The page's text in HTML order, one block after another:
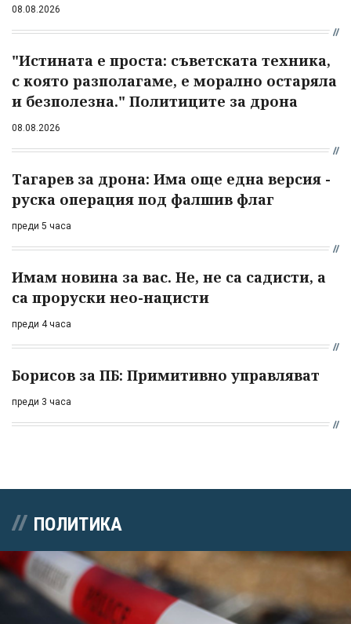
08.08.2026
"Истината е проста: съветската техника,
с която разполагаме, е морално остаряла
и безполезна." Политиците за дрона
08.08.2026
Тагарев за дрона: Има още една версия -
руска операция под фалшив флаг
преди 5 часа
Имам новина за вас. Не, не са садисти, а
са проруски нео-нацисти
преди 4 часа
Борисов за ПБ: Примитивно управляват
преди 3 часа
ПОЛИТИКА